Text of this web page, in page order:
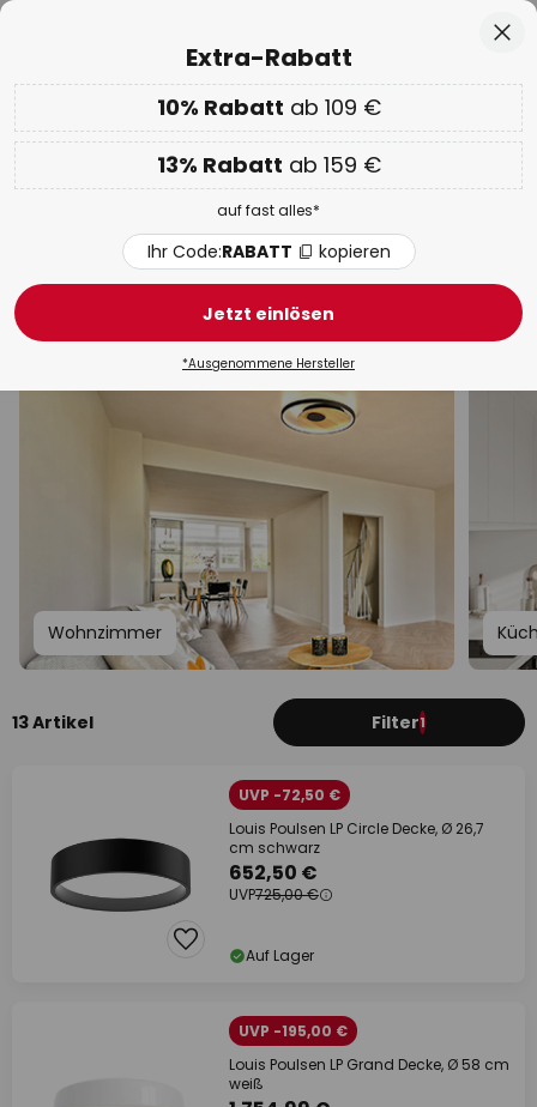
Nur
02D 22H 28M 04S
EXTRA 10% ab 109 € & 13% ab 159 €auf fast alles
Code:RABATT kopieren
WOW Week:Bis zu -70%
Louis Poulsen Deckenleuchten
LED-Panel Strahler &
Wohnzimmer
13 Artikel Filter1
UVP -72,50 €
Louis Poulsen LP Circle Decke, Ø 26,7
cm schwarz
652,50 €
UVP725,00 €
Auf Lager
UVP -195,00 €
Louis Poulsen LP Grand Decke, Ø 58 cm
weiß
Extra-Rabatt
10% Rabatt ab 109 €
13% Rabatt ab 159 €
auf fast alles*
Ihr Code:RABATT kopieren
Jetzt einlösen
*Ausgenommene Hersteller